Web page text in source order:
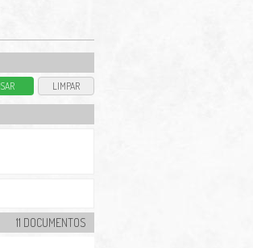
11 DOCUMENTOS